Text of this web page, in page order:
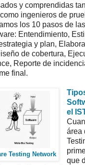
y comprendidas
ingenieros de
los 10 pasos de
Entendimiento,
y plan,
de cobertura,
Reporte de
final.
Testing Network
el
área
que